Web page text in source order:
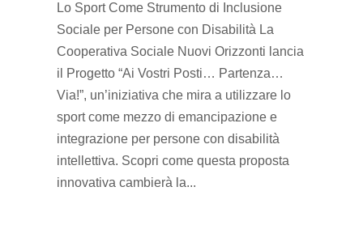
Lo Sport Come Strumento di Inclusione
Sociale per Persone con Disabilità La
Cooperativa Sociale Nuovi Orizzonti lancia
il Progetto “Ai Vostri Posti… Partenza…
Via!”, un’iniziativa che mira a utilizzare lo
sport come mezzo di emancipazione e
integrazione per persone con disabilità
intellettiva. Scopri come questa proposta
innovativa cambierà la...